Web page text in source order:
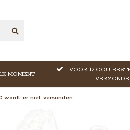
MOMENT
VOOR 12:OOU
wordt er niet verzonden